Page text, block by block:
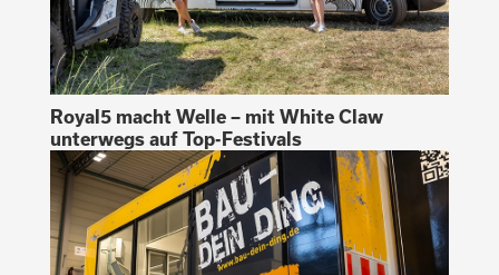
Royal5 macht Welle – mit White Claw
unterwegs auf Top-Festivals